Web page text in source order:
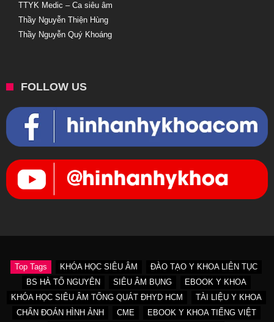
TTYK Medic – Ca siêu âm
Thầy Nguyễn Thiện Hùng
Thầy Nguyễn Quý Khoáng
FOLLOW US
Top Tags KHÓA HỌC SIÊU ÂM
ĐÀO TẠO Y KHOA LIÊN TỤC
BS HÀ TỐ NGUYÊN
SIÊU ÂM BỤNG
EBOOK Y KHOA
KHÓA HỌC SIÊU ÂM TỔNG QUÁT ĐHYD HCM
TÀI LIỆU Y KHOA
CHẨN ĐOÁN HÌNH ẢNH
CME EBOOK Y KHOA TIẾNG VIỆT